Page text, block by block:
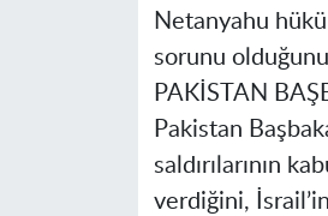
Netanyahu
sorunu
PAKİSTAN
Pakistan
saldırılarının
verdiğini,